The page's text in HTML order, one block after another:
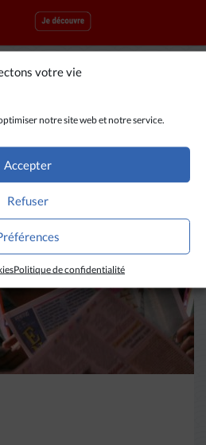
votre vie
notre site web et notre service.
Accepter
Refuser
Politique de confidentialité
AUSSI